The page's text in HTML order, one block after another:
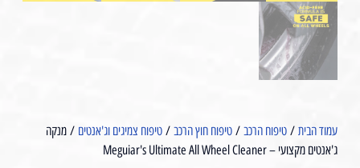
עמוד הבית/ טיפוח הרכב/ טיפוח חוץ הרכב/ טיפוח צמיגים וג'אנטים / מנקה
ג'אנטים מקצועי – Meguiar's Ultimate All Wheel Cleaner